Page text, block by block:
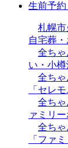
生前予
札幌
自宅葬
全ち
い・小
全ち
「セレ
全ち
ァミリ
全ち
「ファ